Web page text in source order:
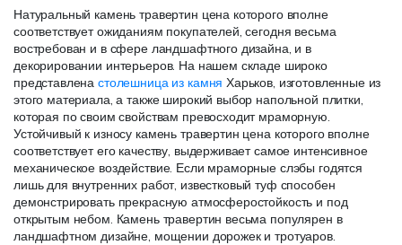
Натуральный камень травертин цена которого вполне
соответствует ожиданиям покупателей, сегодня весьма
востребован и в сфере ландшафтного дизайна, и в
декорировании интерьеров. На нашем складе широко
представленастолешница из камня Харьков, изготовленные из
этого материала, а также широкий выбор напольной плитки,
которая по своим свойствам превосходит мраморную.
Устойчивый к износу камень травертин цена которого вполне
соответствует его качеству, выдерживает самое интенсивное
механическое воздействие. Если мраморные слэбы годятся
лишь для внутренних работ, известковый туф способен
демонстрировать прекрасную атмосферостойкость и под
открытым небом. Камень травертин весьма популярен в
ландшафтном дизайне, мощении дорожек и тротуаров.